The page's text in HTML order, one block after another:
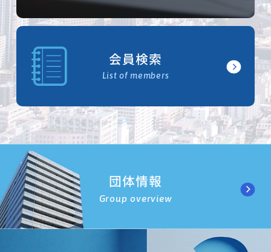
会員検索
List of members
団体情報
Group overview